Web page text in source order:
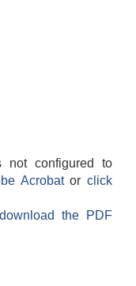
not configured to
Acrobatorclick
the PDF